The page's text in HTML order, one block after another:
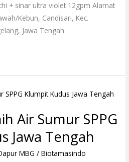
+ sinar ultra violet 12gpm Alamat
Kebun, Candisari, Kec.
Jawa Tengah
Air Sumur SPPG
Jawa Tengah
MBG /Biotamasindo